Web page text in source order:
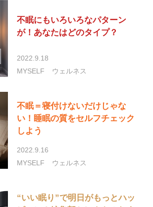
不眠にもいろいろなパターン
が！あなたはどのタイプ？
2022.9.18
MYSELF
ウェルネス
不眠＝寝付けないだけじゃな
い！睡眠の質をセルフチェック
しよう
2022.9.16
MYSELF
ウェルネス
“いい眠り”で明日がもっとハッ